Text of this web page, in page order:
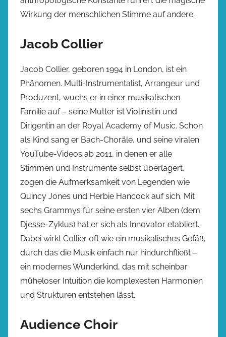
Wirkung der menschlichen Stimme auf andere.
Jacob Collier
Jacob Collier, geboren 1994 in London, ist ein
Phänomen. Multi-Instrumentalist, Arrangeur und
Produzent, wuchs er in einer musikalischen
Familie auf – seine Mutter ist Violinistin und
Dirigentin an der Royal Academy of Music. Schon
als Kind sang er Bach-Choräle, und seine viralen
YouTube-Videos ab 2011, in denen er alle
Stimmen und Instrumente selbst überlagert,
zogen die Aufmerksamkeit von Legenden wie
Quincy Jones und Herbie Hancock auf sich. Mit
sechs Grammys für seine ersten vier Alben (dem
Djesse-Zyklus) hat er sich als Innovator etabliert.
Dabei wirkt Collier oft wie ein musikalisches Gefäß,
durch das die Musik einfach nur hindurchfließt –
ein modernes Wunderkind, das mit scheinbar
müheloser Intuition die komplexesten Harmonien
und Strukturen entstehen lässt.
Audience Choir